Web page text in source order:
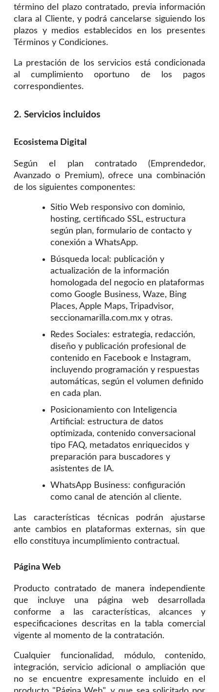
término del plazo contratado, previa información
clara al Cliente, y podrá cancelarse siguiendo los
plazos y medios establecidos en los presentes
Términos y Condiciones.
La prestación de los servicios está condicionada
al cumplimiento oportuno de los pagos
correspondientes.
2. Servicios incluidos
Ecosistema Digital
Según el plan contratado (Emprendedor,
Avanzado o Premium), ofrece una combinación
de los siguientes componentes:
Sitio Web responsivo con dominio,
hosting, certificado SSL, estructura
según plan, formulario de contacto y
conexión a WhatsApp.
Búsqueda local: publicación y
actualización de la información
homologada del negocio en plataformas
como Google Business, Waze, Bing
Places, Apple Maps, Tripadvisor,
seccionamarilla.com.mx y otras.
Redes Sociales: estrategia, redacción,
diseño y publicación profesional de
contenido en Facebook e Instagram,
incluyendo programación y respuestas
automáticas, según el volumen definido
en cada plan.
Posicionamiento con Inteligencia
Artificial: estructura de datos
optimizada, contenido conversacional
tipo FAQ, metadatos enriquecidos y
preparación para buscadores y
asistentes de IA.
WhatsApp Business: configuración
como canal de atención al cliente.
Las características técnicas podrán ajustarse
ante cambios en plataformas externas, sin que
ello constituya incumplimiento contractual.
Página Web
Producto contratado de manera independiente
que incluye una página web desarrollada
conforme a las características, alcances y
especificaciones descritas en la tabla comercial
vigente al momento de la contratación.
Cualquier funcionalidad, módulo, contenido,
integración, servicio adicional o ampliación que
no se encuentre expresamente incluido en el